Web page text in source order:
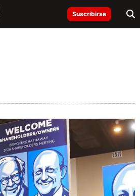
Suscribirse